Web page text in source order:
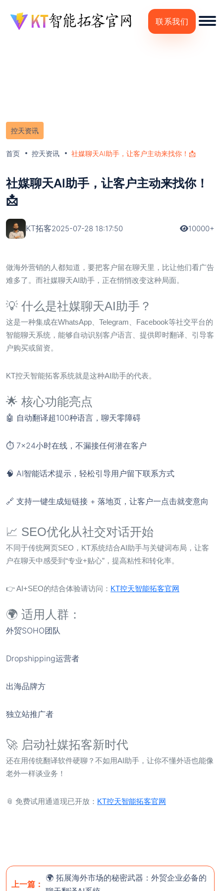
联系我们
控天资讯
首页 控天资讯 社媒聊天AI助手，让客户主动来找你！📩
社媒聊天AI助手，让客户主动来找你！
📩
KT拓客2025-07-28 18:17:50 10000+
做海外营销的人都知道，要把客户留在聊天里，比让他们看广告
难多了。而社媒聊天AI助手 ，正在悄悄改变这种局面。
💡 什么是社媒聊天AI助手？
这是一种集成在WhatsApp、Telegram、Facebook等社交平台的
智能聊天系统，能够自动识别客户语言、提供即时翻译、引导客
户购买或留资。
KT控天智能拓客系统就是这种AI助手的代表。
🌟 核心功能亮点
🤖 自动翻译超100种语言，聊天零障碍
⏱ 7x24小时在线，不漏接任何潜在客户
🧠 AI智能话术提示，轻松引导用户留下联系方式
🔗 支持一键生成短链接 + 落地页，让客户一点击就变意向
📈 SEO优化从社交对话开始
不同于传统网页SEO，KT系统结合AI助手与关键词布局，让客
户在聊天中感受到“专业+贴心”，提高粘性和转化率。
👉 AI+SEO的结合体验请访问： KT控天智能拓客官网
🌍 适用人群：
外贸SOHO团队
Dropshipping运营者
出海品牌方
独立站推广者
🚀 启动社媒拓客新时代
还在用传统翻译软件硬聊？不如用AI助手，让你不懂外语也能像
老外一样谈业务！
📎 免费试用通道现已开放： KT控天智能拓客官网
上一篇：
🌍 拓展海外市场的秘密武器：外贸企业必备的